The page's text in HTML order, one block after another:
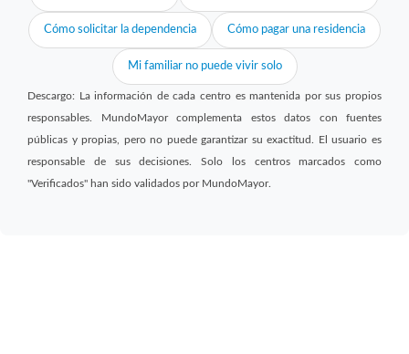
Cómo solicitar la dependencia Cómo pagar una residencia
Mi familiar no puede vivir solo
Descargo: La información de cada centro es mantenida por sus propios
responsables. MundoMayor complementa estos datos con fuentes
públicas y propias, pero no puede garantizar su exactitud. El usuario es
responsable de sus decisiones. Solo los centros marcados como
"Verificados" han sido validados por MundoMayor.